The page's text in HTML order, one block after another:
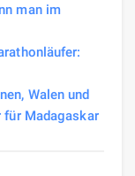
man im
Walen und
für Madagaskar